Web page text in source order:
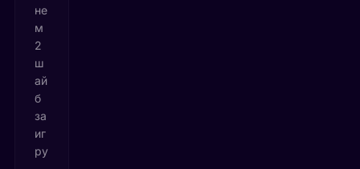
не
м
2
ш
ай
б
за
иг
ру